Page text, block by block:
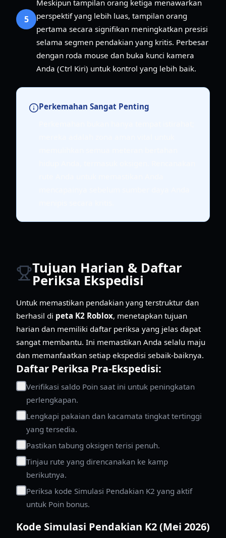
5
Meskipun tampilan orang ketiga menawarkan
perspektif yang lebih luas, tampilan orang
pertama secara signifikan meningkatkan presisi
selama segmen pendakian yang kritis. Perbesar
dengan roda mouse dan buka kunci kamera
Anda (Ctrl Kiri) untuk kontrol yang lebih baik.
Perkemahan Sangat Penting
Tujuan Harian & Daftar
Periksa Ekspedisi
Untuk memastikan pendakian yang terstruktur dan
berhasil di peta K2 Roblox, menetapkan tujuan
harian dan memiliki daftar periksa yang jelas dapat
sangat membantu. Ini memastikan Anda selalu maju
dan memanfaatkan setiap ekspedisi sebaik-baiknya.
Daftar Periksa Pra-Ekspedisi:
Verifikasi saldo Poin saat ini untuk peningkatan
perlengkapan.
Lengkapi pakaian dan kacamata tingkat tertinggi
yang tersedia.
Pastikan tabung oksigen terisi penuh.
Tinjau rute yang direncanakan ke kamp
berikutnya.
Periksa kode Simulasi Pendakian K2 yang aktif
untuk Poin bonus.
Kode Simulasi Pendakian K2 (Mei 2026)